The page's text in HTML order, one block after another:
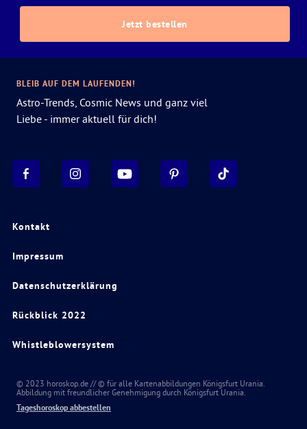
Jetzt bestellen
Kontakt
Impressum
Datenschutzerklärung
Rückblick 2022
Whistleblowersystem
BLEIB AUF DEM LAUFENDEN!
Astro-Trends, Cosmic News und ganz viel
Liebe - immer aktuell für dich!
© 2023 horoskop.de // © für alle Kartenabbildungen Königsfurt Urania.
Abbildung mit freundlicher Genehmigung durch Königsfurt Urania.
Tageshoroskop abbestellen